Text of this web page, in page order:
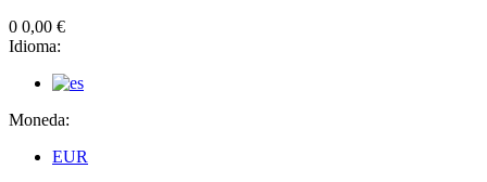
0 0,00 €
Idioma:
Moneda:
EUR